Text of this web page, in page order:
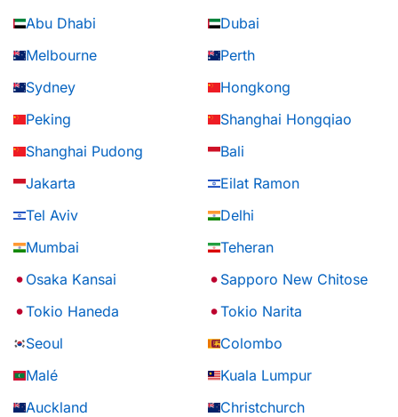
Abu Dhabi
Dubai
Melbourne
Perth
Sydney
Hongkong
Peking
Shanghai Hongqiao
Shanghai Pudong
Bali
Jakarta
Eilat Ramon
Tel Aviv
Delhi
Mumbai
Teheran
Osaka Kansai
Sapporo New Chitose
Tokio Haneda
Tokio Narita
Seoul
Colombo
Malé
Kuala Lumpur
Auckland
Christchurch